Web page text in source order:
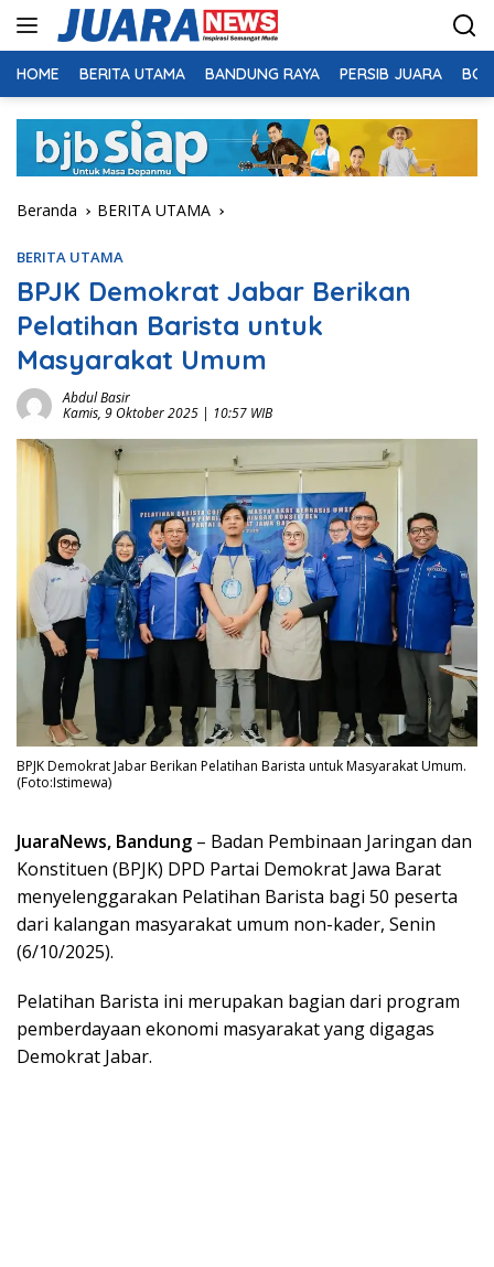
HOME BERITA UTAMA BANDUNG RAYA PERSIB JUARA
Beranda BERITA UTAMA
BERITA UTAMA
BPJK Demokrat Jabar Berikan
Pelatihan Barista untuk
Masyarakat Umum
Abdul Basir
Kamis, 9 Oktober 2025 | 10:57 WIB
BPJK Demokrat Jabar Berikan Pelatihan Barista untuk Masyarakat Umum.
(Foto:Istimewa)
JuaraNews, Bandung – Badan Pembinaan Jaringan dan
Konstituen (BPJK) DPD Partai Demokrat Jawa Barat
menyelenggarakan Pelatihan Barista bagi 50 peserta
dari kalangan masyarakat umum non-kader, Senin
(6/10/2025).
Pelatihan Barista ini merupakan bagian dari program
pemberdayaan ekonomi masyarakat yang digagas
Demokrat Jabar.